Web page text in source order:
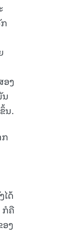
ອງ
ນ.
ດ້
ກໍຄື
ງ